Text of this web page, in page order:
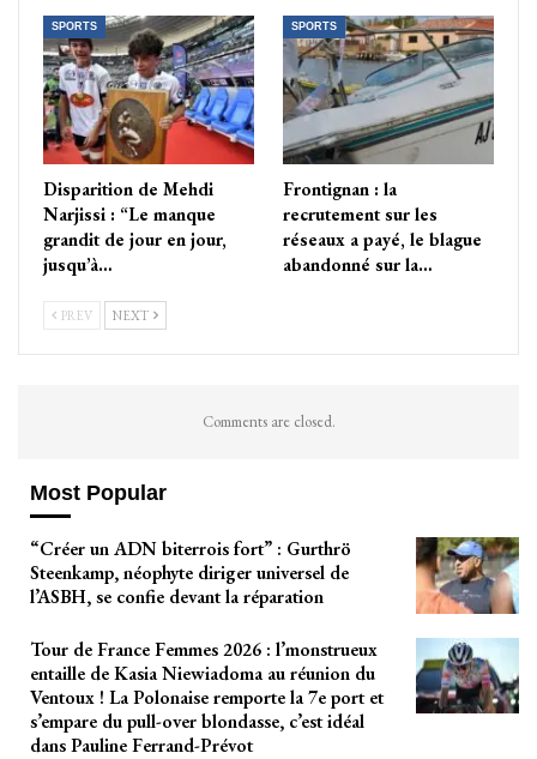
SPORTS
Disparition de Mehdi
Narjissi : “Le manque
grandit de jour en jour,
jusqu’à…
SPORTS
Frontignan : la
recrutement sur les
réseaux a payé, le blague
abandonné sur la…
PREV NEXT
Comments are closed.
Most Popular
“Créer un ADN biterrois fort” : Gurthrö
Steenkamp, néophyte diriger universel de
l’ASBH, se confie devant la réparation
Tour de France Femmes 2026 : l’monstrueux
entaille de Kasia Niewiadoma au réunion du
Ventoux ! La Polonaise remporte la 7e port et
s’empare du pull-over blondasse, c’est idéal
dans Pauline Ferrand-Prévot